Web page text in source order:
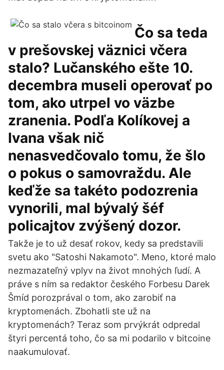
Čo sa teda
v prešovskej väznici včera
stalo? Lučanského ešte 10.
decembra museli operovať po
tom, ako utrpel vo väzbe
zranenia. Podľa Kolíkovej a
Ivana však nič
nenasvedčovalo tomu, že šlo
o pokus o samovraždu. Ale
keďže sa takéto podozrenia
vynorili, mal bývalý šéf
policajtov zvýšený dozor.
Takže je to už desať rokov, kedy sa predstavili
svetu ako "Satoshi Nakamoto". Meno, ktoré malo
nezmazateľný vplyv na život mnohých ľudí. A
práve s ním sa redaktor českého Forbesu Darek
Šmíd porozprával o tom, ako zarobiť na
kryptomenách. Zbohatli ste už na
kryptomenách? Teraz som prvýkrát odpredal
štyri percentá toho, čo sa mi podarilo v bitcoine
naakumulovať.